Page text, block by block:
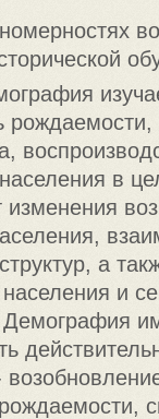
рождаемости,
в
а
и
Демография